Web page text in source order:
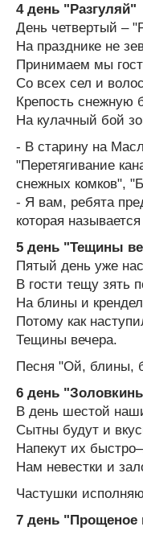
4 день "Разгуляй"
День четвертый –
На празднике не
Принимаем мы
Со всех сел и
Крепость снежную
На кулачный бой
- В старину на
"Перетягивание
снежных комков",
- Я вам, ребята
которая
5 день "Тещины
Пятый день уже
В гости тещу зять
На блины и
Потому как
Тещины вечера.
Песня "Ой, блины,
6 день
В день шестой
Сытны будут и
Напекут их
Нам невестки и
Частушки
7 день "Прощеное